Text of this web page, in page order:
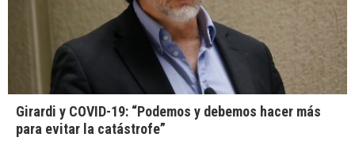
Girardi y COVID-19: “Podemos y debemos hacer más
para evitar la catástrofe”